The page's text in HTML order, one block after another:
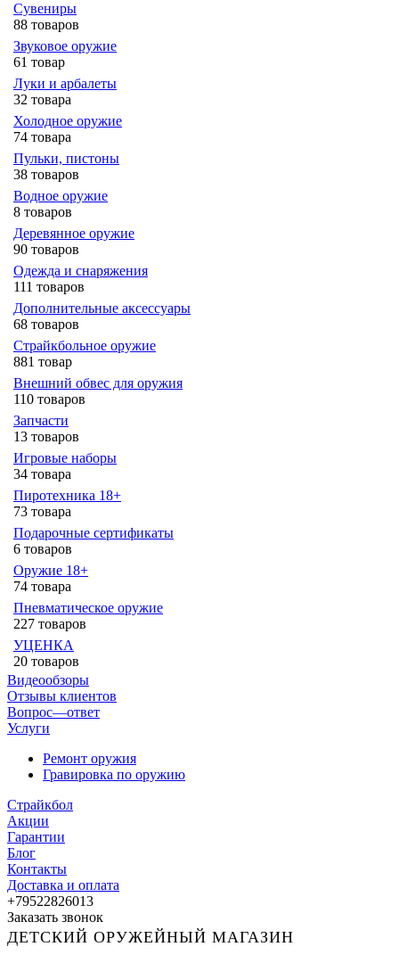
Сувениры
88 товаров
Звуковое оружие
61 товар
Луки и арбалеты
32 товара
Холодное оружие
74 товара
Пульки, пистоны
38 товаров
Водное оружие
8 товаров
Деревянное оружие
90 товаров
Одежда и снаряжения
111 товаров
Дополнительные аксессуары
68 товаров
Страйкбольное оружие
881 товар
Внешний обвес для оружия
110 товаров
Запчасти
13 товаров
Игровые наборы
34 товара
Пиротехника 18+
73 товара
Подарочные сертификаты
6 товаров
Оружие 18+
74 товара
Пневматическое оружие
227 товаров
УЦЕНКА
20 товаров
Видеообзоры
Отзывы клиентов
Вопрос—ответ
Услуги
Ремонт оружия
Гравировка по оружию
Страйкбол
Акции
Гарантии
Блог
Контакты
Доставка и оплата
+79522826013
Заказать звонок
ДЕТСКИЙ ОРУЖЕЙНЫЙ МАГАЗИН